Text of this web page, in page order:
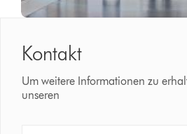
Kontakt
Um weitere Informationen zu
unseren